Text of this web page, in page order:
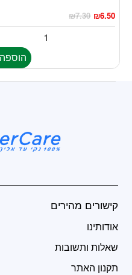
₪7.30 ₪6.50
קישורים מהירים
אודותינו
שאלות ותשובות
תקנון האתר